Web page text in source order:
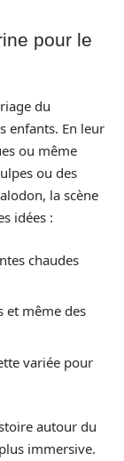
pour le
du
enfants. En leur
ou même
ou des
la scène
idées :
chaudes
et même des
variée pour
autour du
immersive.